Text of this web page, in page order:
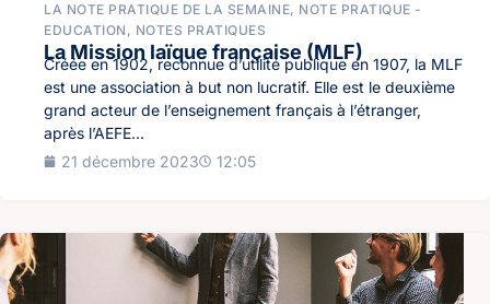
LA NOTE PRATIQUE DE LA SEMAINE, NOTE PRATIQUE -
EDUCATION , NOTES PRATIQUES
La Mission laïque française (MLF)
Créée en 1902, reconnue d’utilité publique en 1907, la MLF
est une association à but non lucratif. Elle est le deuxième
grand acteur de l’enseignement français à l’étranger,
après l’AEFE...
21 décembre 2023
12:05